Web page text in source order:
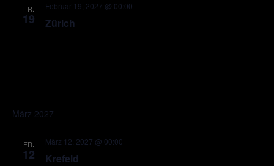
FR.
19 Zürich
Februar 19, 2027 @ 00:00
März 2027
FR.
12 Krefeld
März 12, 2027 @ 00:00